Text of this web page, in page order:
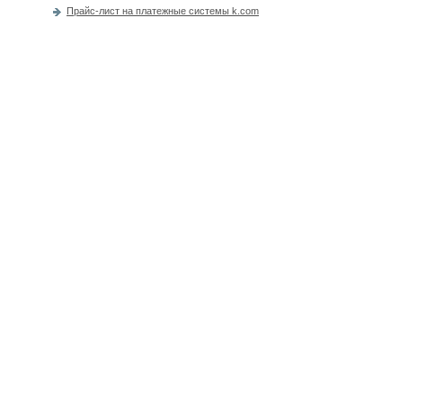
Прайс-лист на платежные системы k.com